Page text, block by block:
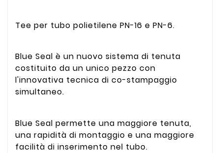
Tee per tubo polietilene PN-16 e PN-6.
Blue Seal è un nuovo sistema di tenuta
costituito da un unico pezzo con
l'innovativa tecnica di co-stampaggio
simultaneo.
Blue Seal permette una maggiore tenuta,
una rapidità di montaggio e una maggiore
facilità di inserimento nel tubo.